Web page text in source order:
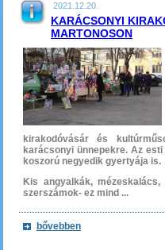
2021.12.20.
KARÁCSONYI
MARTONOSON
kirakodóvásár és
karácsonyi ünnepekre. Az
koszorú negyedik gyertyája is.
Kis angyalkák,
szerszámok- ez mind ...
bővebben